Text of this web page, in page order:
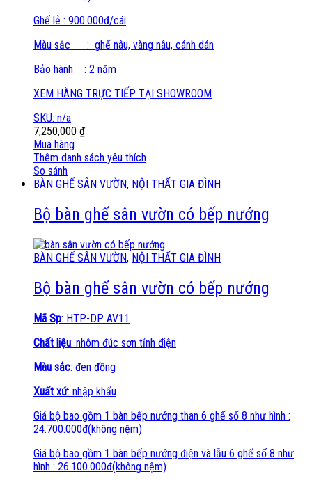
Ghế lẻ : 900.000đ/cái
Màu sắc : ghế nâu, vàng nâu, cánh dán
Bảo hành : 2 năm
XEM HÀNG TRỰC TIẾP TẠI SHOWROOM
SKU: n/a
7,250,000 ₫
Mua hàng
Thêm danh sách yêu thích
So sánh
BÀN GHẾ SÂN VƯỜN, NỘI THẤT GIA ĐÌNH
Bộ bàn ghế sân vườn có bếp nướng
BÀN GHẾ SÂN VƯỜN, NỘI THẤT GIA ĐÌNH
Bộ bàn ghế sân vườn có bếp nướng
Mã Sp: HTP-DP AV11
Chất liệu: nhôm đúc sơn tỉnh điện
Màu sắc: đen đồng
Xuất xứ: nhập khẩu
Giá bộ bao gồm 1 bàn bếp nướng than 6 ghế số 8 như hình :
24.700.000đ(không nệm)
Giá bộ bao gồm 1 bàn bếp nướng điện và lẫu 6 ghế số 8 như
hình : 26.100.000đ(không nệm)